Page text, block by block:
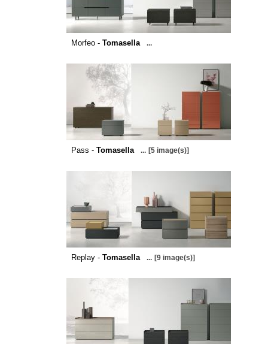
Morfeo - Tomasella ...
Pass - Tomasella ... [5 image(s)]
Replay - Tomasella ... [9 image(s)]